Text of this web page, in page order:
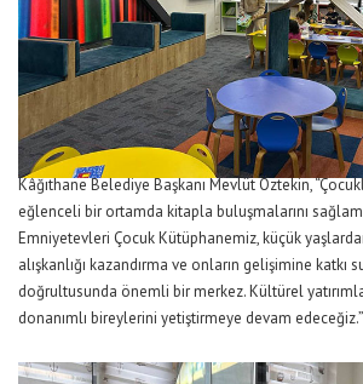
Kâğıthane Belediye Başkanı Mevlüt Öztekin,
eğlenceli bir ortamda kitapla buluşmalarını
Emniyetevleri Çocuk Kütüphanemiz, küçük
alışkanlığı kazandırma ve onların gelişimine katkı
doğrultusunda önemli bir merkez. Kültürel
donanımlı bireylerini yetiştirmeye devam